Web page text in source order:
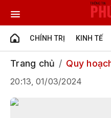
CHÍNH TRỊ KINH TẾ
Trang chủ Quy
20:13, 01/03/2024